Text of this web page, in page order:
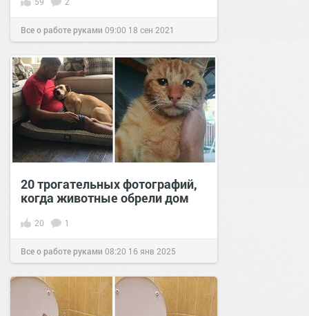
Все о работе руками 09:00 18 сен 2021
20 трогательных фотографий,
когда животные обрели дом
20 1
Все о работе руками 08:20 16 янв 2025